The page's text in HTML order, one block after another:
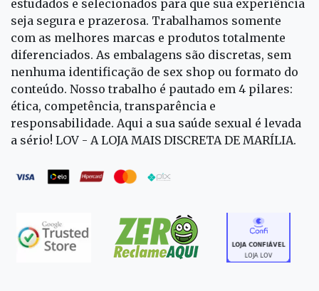
estudados e selecionados para que sua experiência
seja segura e prazerosa. Trabalhamos somente
com as melhores marcas e produtos totalmente
diferenciados. As embalagens são discretas, sem
nenhuma identificação de sex shop ou formato do
conteúdo. Nosso trabalho é pautado em 4 pilares:
ética, competência, transparência e
responsabilidade. Aqui a sua saúde sexual é levada
a sério! LOV - A LOJA MAIS DISCRETA DE MARÍLIA.